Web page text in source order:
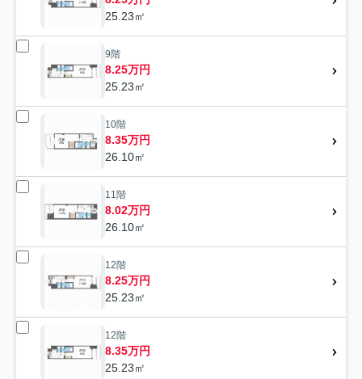
25.23㎡
9階
8.25万円
25.23㎡
10階
8.35万円
26.10㎡
11階
8.02万円
26.10㎡
12階
8.25万円
25.23㎡
12階
8.35万円
25.23㎡